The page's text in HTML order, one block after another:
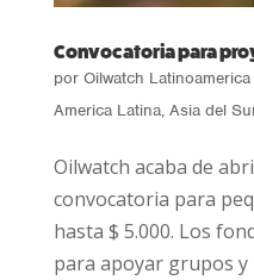
Convocatoria para
por Oilwatch Latinoamerica
America Latina, Asia del
Oilwatch acaba de
convocatoria para
hasta $ 5.000. Los
para apoyar grupos y